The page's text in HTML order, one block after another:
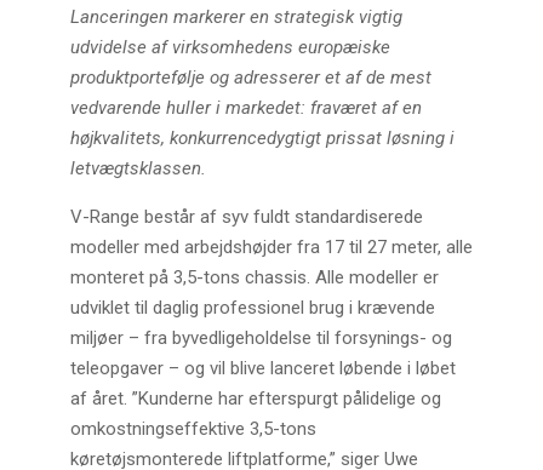
Lanceringen markerer en strategisk vigtig
udvidelse af virksomhedens europæiske
produktportefølje og adresserer et af de mest
vedvarende huller i markedet: fraværet af en
højkvalitets, konkurrencedygtigt prissat løsning i
letvægtsklassen.
V-Range består af syv fuldt standardiserede
modeller med arbejdshøjder fra 17 til 27 meter, alle
monteret på 3,5-tons chassis. Alle modeller er
udviklet til daglig professionel brug i krævende
miljøer – fra byvedligeholdelse til forsynings- og
teleopgaver – og vil blive lanceret løbende i løbet
af året. ”Kunderne har efterspurgt pålidelige og
omkostningseffektive 3,5-tons
køretøjsmonterede liftplatforme,” siger Uwe